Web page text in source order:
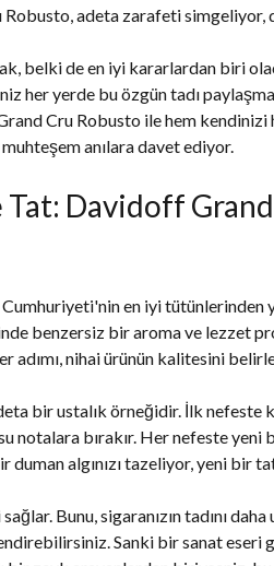
adeta zarafeti simgeliyor,
belki de en iyi kararlardan biri
her yerde bu özgün tadı
Cru Robusto ile hem kendinizi
anılara davet ediyor.
Davidoff
en iyi tütünlerinden
benzersiz bir aroma ve lezzet
adımı, nihai ürünün kalitesini
bir ustalık örneğidir. İlk nefeste
notalara bırakır. Her nefeste
algınızı tazeliyor, yeni bir
Bunu, sigaranızın tadını
Sanki bir sanat eseri